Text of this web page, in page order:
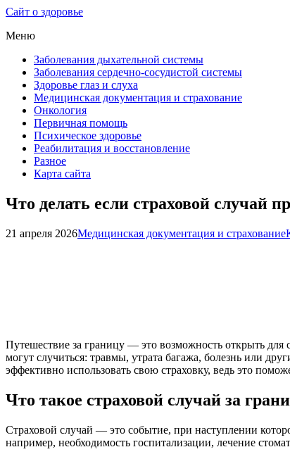
Сайт о здоровье
Меню
Заболевания дыхательной системы
Заболевания сердечно-сосудистой системы
Здоровье глаз и слуха
Медицинская документация и страхование
Онкология
Первичная помощь
Психическое здоровье
Реабилитация и восстановление
Разное
Карта сайта
Что делать если страховой случай
21 апреля 2026Медицинская документация и страхование
Путешествие за границу — это возможность открыть
могут случиться: травмы, утрата багажа, болезнь или
эффективно использовать свою страховку, ведь это
Что такое страховой случай за
Страховой случай — это событие, при наступлении
например, необходимость госпитализации, лечение